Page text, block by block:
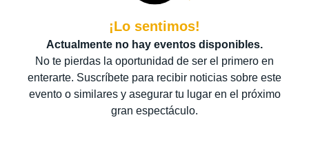
¡Lo sentimos!
Actualmente no hay eventos disponibles.
No te pierdas la oportunidad de ser el primero en
enterarte. Suscríbete para recibir noticias sobre este
evento o similares y asegurar tu lugar en el próximo
gran espectáculo.